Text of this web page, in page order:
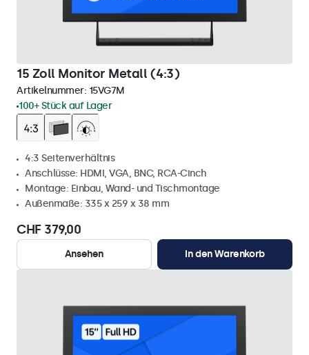
15 Zoll Monitor Metall (4:3)
Artikelnummer: 15VG7M
100+ Stück auf Lager
4:3 Seitenverhältnis
Anschlüsse: HDMI, VGA, BNC, RCA-Cinch
Montage: Einbau, Wand- und Tischmontage
Außenmaße: 335 x 259 x 38 mm
CHF 379,00
Ansehen In den Warenkorb